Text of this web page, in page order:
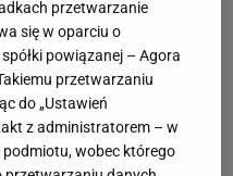
przetwarzanie
się w oparciu o
powiązanej – Agora
przetwarzaniu
do „Ustawień
z administratorem – w
wobec którego